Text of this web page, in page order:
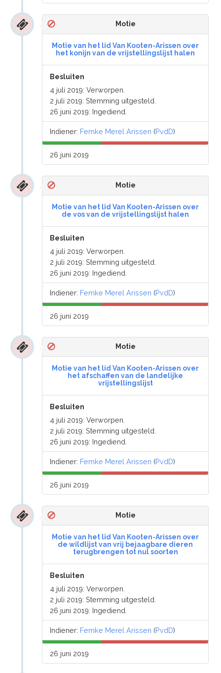
Motie
Motie van het lid Van Kooten-Arissen over
het konijn van de vrijstellingslijst halen
Besluiten
4 juli 2019: Verworpen.
2 juli 2019: Stemming uitgesteld.
26 juni 2019: Ingediend.
Indiener: Femke Merel Arissen (PvdD)
26 juni 2019
Motie
Motie van het lid Van Kooten-Arissen over
de vos van de vrijstellingslijst halen
Besluiten
4 juli 2019: Verworpen.
2 juli 2019: Stemming uitgesteld.
26 juni 2019: Ingediend.
Indiener: Femke Merel Arissen (PvdD)
26 juni 2019
Motie
Motie van het lid Van Kooten-Arissen over
het afschaffen van de landelijke
vrijstellingslijst
Besluiten
4 juli 2019: Verworpen.
2 juli 2019: Stemming uitgesteld.
26 juni 2019: Ingediend.
Indiener: Femke Merel Arissen (PvdD)
26 juni 2019
Motie
Motie van het lid Van Kooten-Arissen over
de wildlijst van vrij bejaagbare dieren
terugbrengen tot nul soorten
Besluiten
4 juli 2019: Verworpen.
2 juli 2019: Stemming uitgesteld.
26 juni 2019: Ingediend.
Indiener: Femke Merel Arissen (PvdD)
26 juni 2019